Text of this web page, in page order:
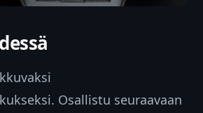
Osallistu seuraavaan